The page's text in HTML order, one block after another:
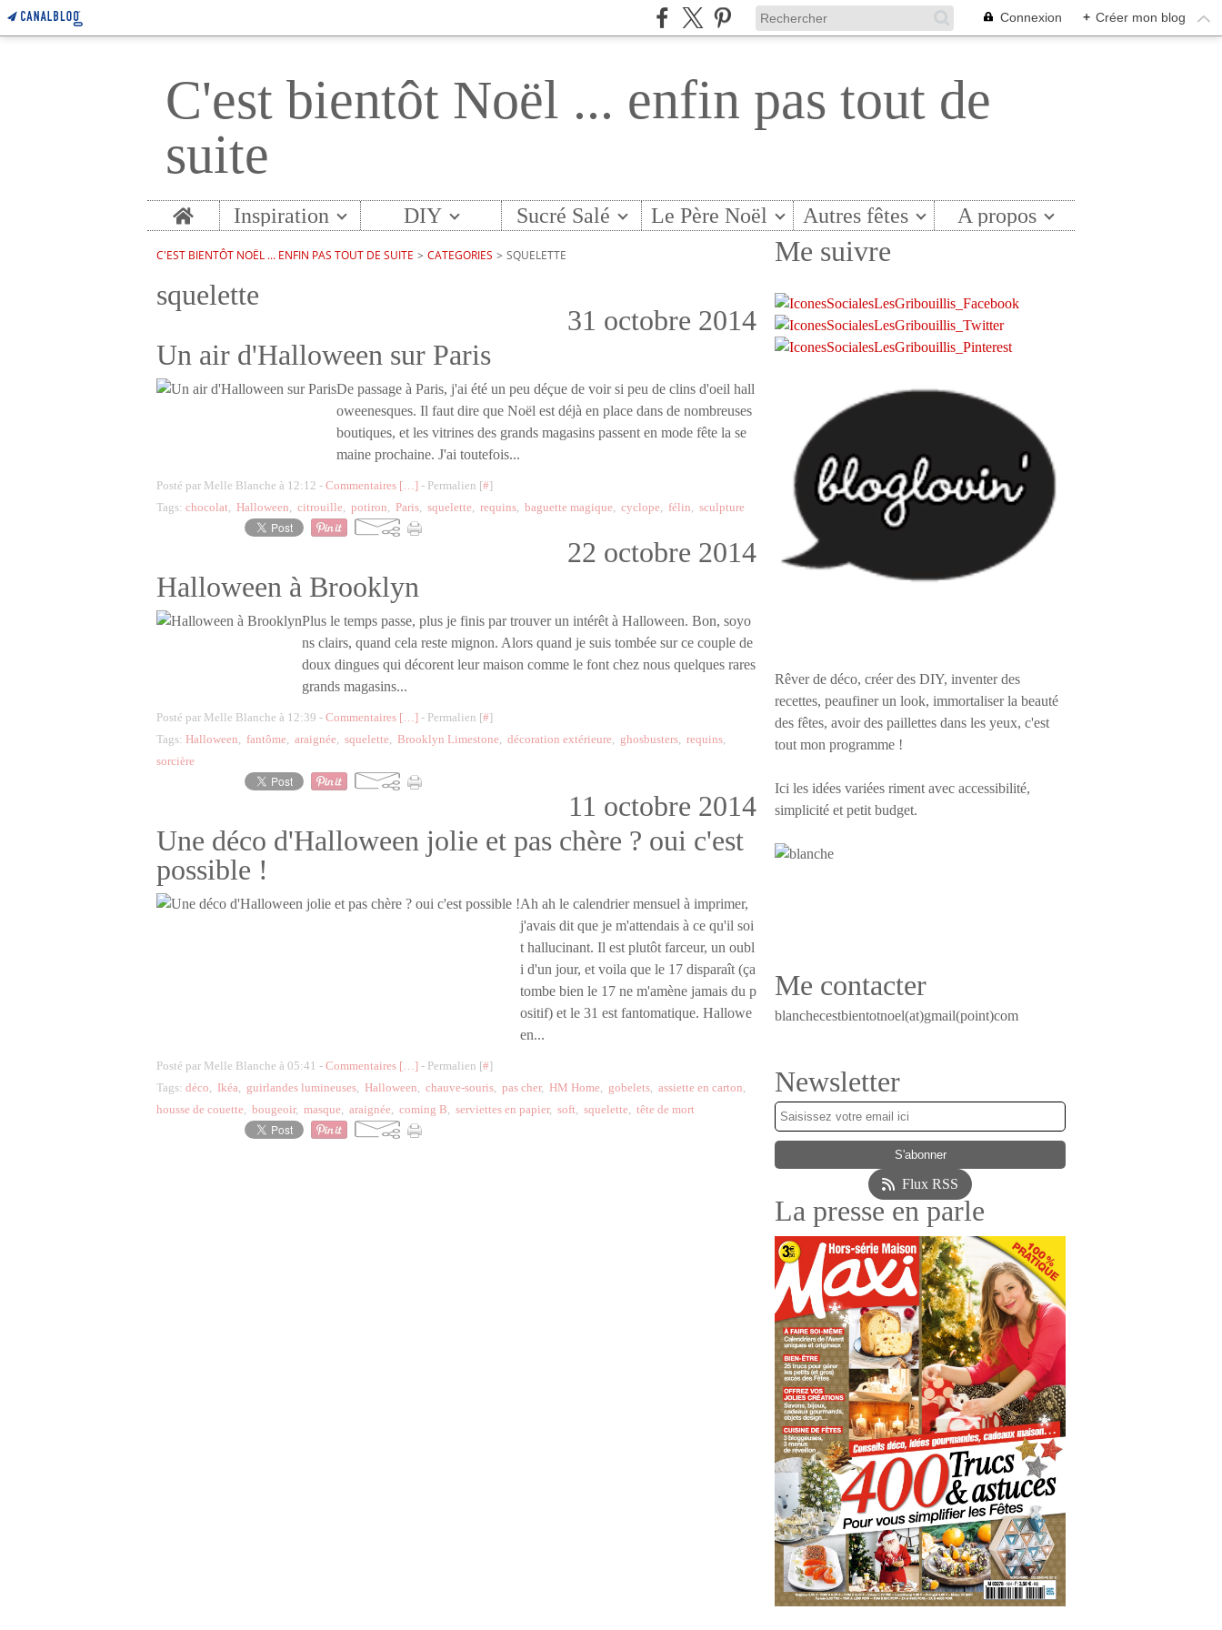
Connexion + Créer mon blog
C'est bientôt Noël ... enfin pas tout de
suite
Home Inspiration DIY Sucré Salé Le Père Noël Autres fêtes A propos
C'EST BIENTÔT NOËL ... ENFIN PAS TOUT DE SUITE > CATEGORIES > SQUELETTE
squelette
31 octobre 2014
Un air d'Halloween sur Paris
De passage à Paris, j'ai été un peu déçue de voir si peu de clins d'oeil hall
oweenesques. Il faut dire que Noël est déjà en place dans de nombreuses
boutiques, et les vitrines des grands magasins passent en mode fête la se
maine prochaine. J'ai toutefois...
Posté par Melle Blanche à 12:12 - Commentaires […] - Permalien [#]
Tags: chocolat, Halloween, citrouille, potiron, Paris, squelette, requins, baguette magique, cyclope, félin, sculpture
22 octobre 2014
Halloween à Brooklyn
Plus le temps passe, plus je finis par trouver un intérêt à Halloween. Bon, soyo
ns clairs, quand cela reste mignon. Alors quand je suis tombée sur ce couple de
doux dingues qui décorent leur maison comme le font chez nous quelques rares
grands magasins...
Posté par Melle Blanche à 12:39 - Commentaires […] - Permalien [#]
Tags: Halloween, fantôme, araignée, squelette, Brooklyn Limestone, décoration extérieure, ghosbusters, requins,
sorcière
11 octobre 2014
Une déco d'Halloween jolie et pas chère ? oui c'est
possible !
Ah ah le calendrier mensuel à imprimer,
j'avais dit que je m'attendais à ce qu'il soi
t hallucinant. Il est plutôt farceur, un oubl
i d'un jour, et voila que le 17 disparaît (ça
tombe bien le 17 ne m'amène jamais du p
ositif) et le 31 est fantomatique. Hallowe
en...
Posté par Melle Blanche à 05:41 - Commentaires […] - Permalien [#]
Tags: déco, Ikéa, guirlandes lumineuses, Halloween, chauve-souris, pas cher, HM Home, gobelets, assiette en carton,
housse de couette, bougeoir, masque, araignée, coming B, serviettes en papier, soft, squelette, tête de mort
Me suivre
Rêver de déco, créer des DIY, inventer des
recettes, peaufiner un look, immortaliser la beauté
des fêtes, avoir des paillettes dans les yeux, c'est
tout mon programme !
Ici les idées variées riment avec accessibilité,
simplicité et petit budget.
Me contacter
blanchecestbientotnoel(at)gmail(point)com
Newsletter
Flux RSS
La presse en parle